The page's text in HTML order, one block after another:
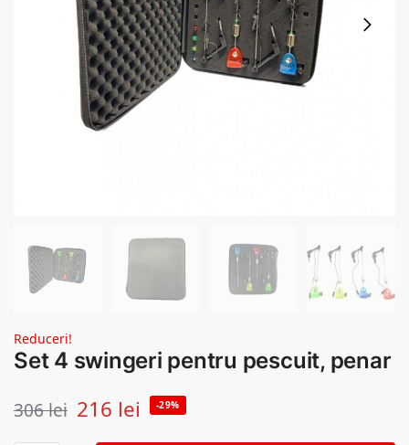
Reduceri!
Set 4 swingeri pentru pescuit, penar
306lei 216 lei -29%